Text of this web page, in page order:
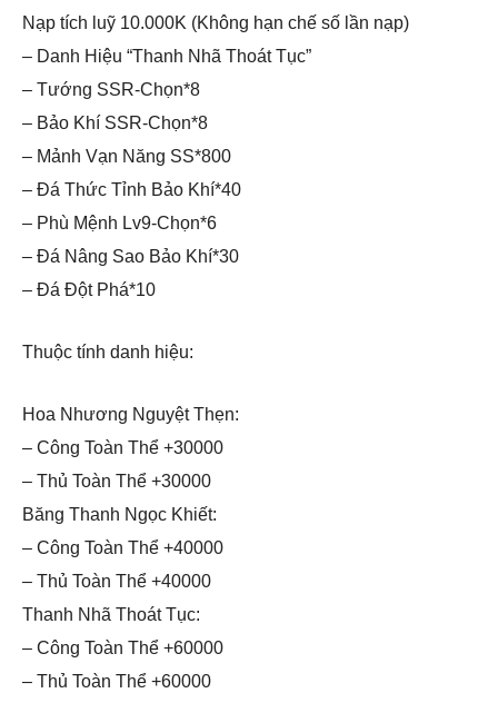
Nạp tích luỹ 10.000K (Không hạn chế số lần nạp)
– Danh Hiệu “Thanh Nhã Thoát Tục”
– Tướng SSR-Chọn*8
– Bảo Khí SSR-Chọn*8
– Mảnh Vạn Năng SS*800
– Đá Thức Tỉnh Bảo Khí*40
– Phù Mệnh Lv9-Chọn*6
– Đá Nâng Sao Bảo Khí*30
– Đá Đột Phá*10
Thuộc tính danh hiệu:
Hoa Nhương Nguyệt Thẹn:
– Công Toàn Thể +30000
– Thủ Toàn Thể +30000
Băng Thanh Ngọc Khiết:
– Công Toàn Thể +40000
– Thủ Toàn Thể +40000
Thanh Nhã Thoát Tục:
– Công Toàn Thể +60000
– Thủ Toàn Thể +60000